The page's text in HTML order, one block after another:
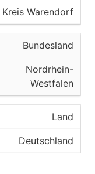
Kreis Warendorf
Bundesland
Nordrhein-
Westfalen
Land
Deutschland